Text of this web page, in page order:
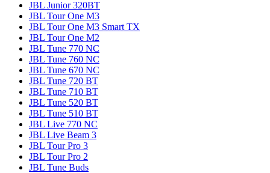
JBL Junior 320BT
JBL Tour One M3
JBL Tour One M3 Smart TX
JBL Tour One M2
JBL Tune 770 NC
JBL Tune 760 NC
JBL Tune 670 NC
JBL Tune 720 BT
JBL Tune 710 BT
JBL Tune 520 BT
JBL Tune 510 BT
JBL Live 770 NC
JBL Live Beam 3
JBL Tour Pro 3
JBL Tour Pro 2
JBL Tune Buds